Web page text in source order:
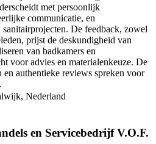
met persoonlijk
communicatie, en
De feedback, zowel
prijst de deskundigheid van
van badkamers en
voor advies en materialenkeuze. De
en authentieke reviews spreken voor
Nederland
en Servicebedrijf V.O.F.